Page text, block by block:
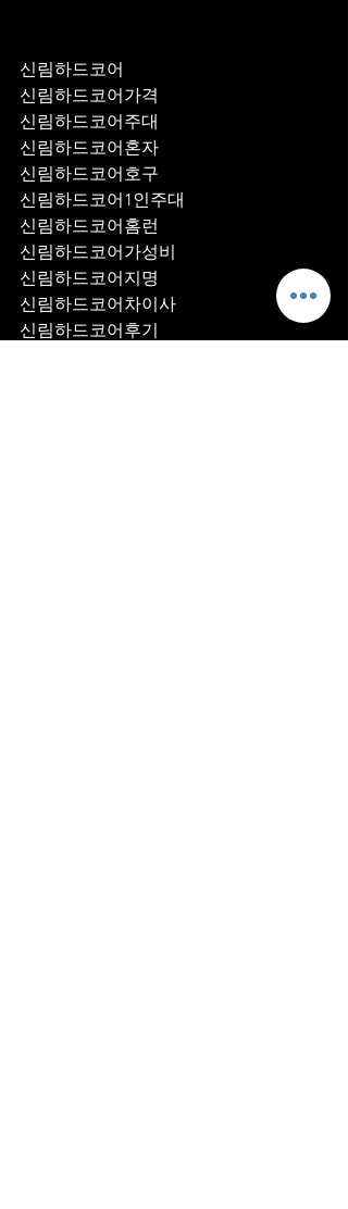
신림하드코어
신림하드코어가격
신림하드코어주대
신림하드코어혼자
신림하드코어호구
신림하드코어1인주대
신림하드코어홈런
신림하드코어가성비
신림하드코어지명
신림하드코어차이사
신림하드코어후기